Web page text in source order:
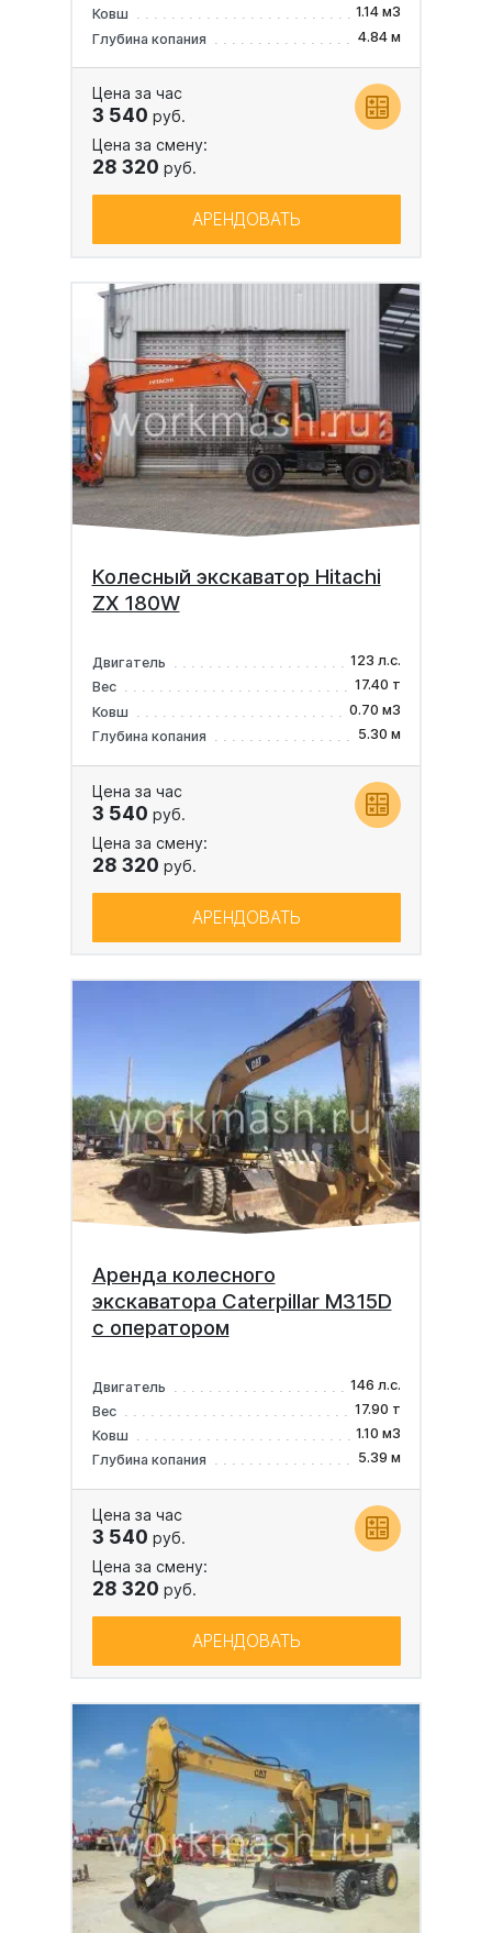
Ковш
1.14 м3
Глубина копания
4.84 м
Цена за час
3 540 руб.
Цена за смену:
28 320 руб.
АРЕНДОВАТЬ
Колесный экскаватор Hitachi
ZX 180W
Двигатель
123 л.с.
Вес
17.40 т
Ковш
0.70 м3
Глубина копания
5.30 м
Цена за час
3 540 руб.
Цена за смену:
28 320 руб.
АРЕНДОВАТЬ
Аренда колесного
экскаватора Caterpillar М315D
с оператором
Двигатель
146 л.с.
Вес
17.90 т
Ковш
1.10 м3
Глубина копания
5.39 м
Цена за час
3 540 руб.
Цена за смену:
28 320 руб.
АРЕНДОВАТЬ